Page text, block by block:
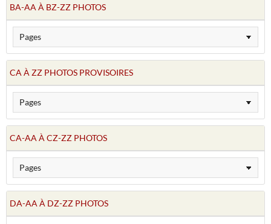
BA-AA À BZ-ZZ PHOTOS
CA À ZZ PHOTOS PROVISOIRES
CA-AA À CZ-ZZ PHOTOS
DA-AA À DZ-ZZ PHOTOS